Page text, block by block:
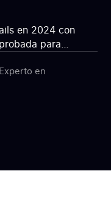
en 2024 con
para
en 2024.
a la
MailReach
en